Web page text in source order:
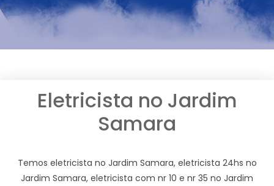
Eletricista no Jardim
Samara
Temos eletricista no Jardim Samara, eletricista 24hs no
Jardim Samara, eletricista com nr 10 e nr 35 no Jardim